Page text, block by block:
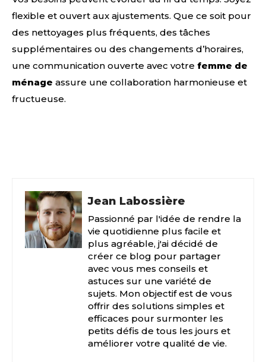
flexible et ouvert aux ajustements. Que ce soit pour
des nettoyages plus fréquents, des tâches
supplémentaires ou des changements d’horaires,
une communication ouverte avec votre femme de
ménage assure une collaboration harmonieuse et
fructueuse.
Jean Labossière
Passionné par l'idée de rendre la
vie quotidienne plus facile et
plus agréable, j'ai décidé de
créer ce blog pour partager
avec vous mes conseils et
astuces sur une variété de
sujets. Mon objectif est de vous
offrir des solutions simples et
efficaces pour surmonter les
petits défis de tous les jours et
améliorer votre qualité de vie.